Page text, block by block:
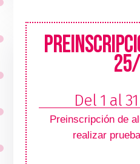
Del 1 al
Preinscripción de
realizar